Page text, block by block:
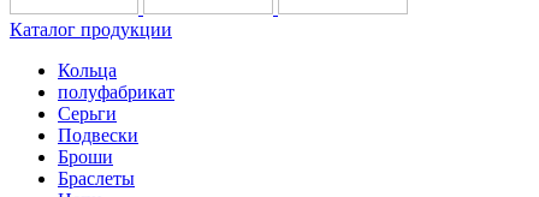
Каталог продукции
Кольца
полуфабрикат
Серьги
Подвески
Броши
Браслеты